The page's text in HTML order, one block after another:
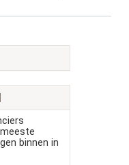
binnen in